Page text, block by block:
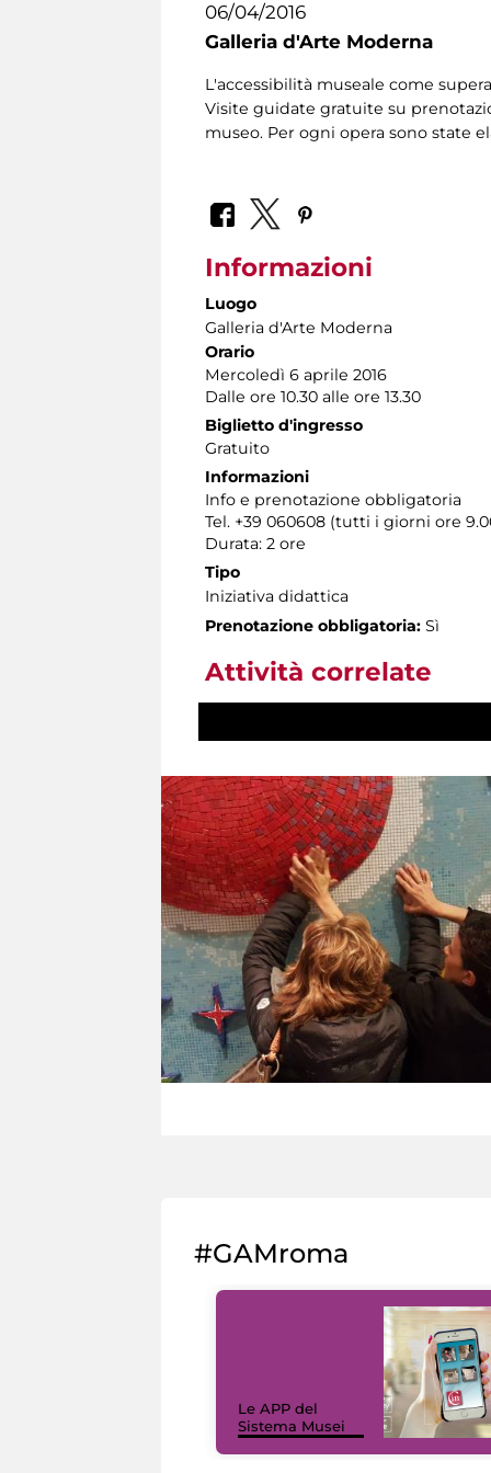
06/04/2016
Galleria d'Arte Moderna
L'accessibilità museale come
Visite guidate gratuite su
museo. Per ogni opera sono state
Informazioni
Luogo
Galleria d'Arte Moderna
Orario
Mercoledì 6 aprile 2016
Dalle ore 10.30 alle ore 13.30
Biglietto d'ingresso
Gratuito
Informazioni
Info e prenotazione obbligatoria
Tel. +39 060608 (tutti i giorni ore
Durata: 2 ore
Tipo
Iniziativa didattica
Prenotazione obbligatoria: Sì
Attività correlate
#GAMroma
Le APP del
Sistema Musei